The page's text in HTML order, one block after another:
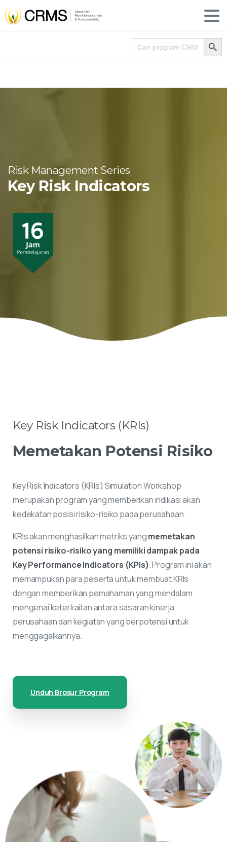
Search for:
Risk Management Series
Key Risk Indicators
Key Risk Indicators (KRIs)
Memetakan Potensi Risiko
Key Risk Indicators (KRIs) Simulation Workshop
merupakan program yang memberikan indikasi akan
kedekatan posisi risiko-risiko pada perusahaan.
KRIs akan menghasilkan metriks yangmemetakan
potensi risiko-risiko yang memiliki dampak pada
Key Performance Indicators (KPIs). Program ini akan
memampukan para peserta untuk membuat KRIs
dengan memberikan pemahaman yang mendalam
mengenai keterkaitan antara sasaran kinerja
perusahaan dan kegiatan yang berpotensi untuk
menggagalkannya.
Unduh Brosur Program